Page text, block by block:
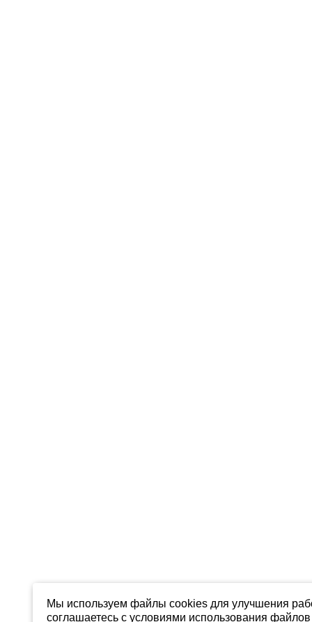
Мы используем файлы cookies для улучшения
соглашаетесь с условиями использования